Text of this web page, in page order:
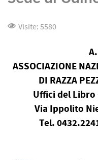
Visite: 5580
ASSOCIAZIONE
DI RAZZA
Uffici del Libro
Via Ippolito
Tel.